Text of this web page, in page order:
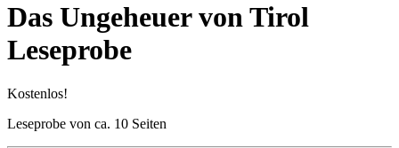
Das Ungeheuer von Tirol
Leseprobe
Kostenlos!
Leseprobe von ca. 10 Seiten